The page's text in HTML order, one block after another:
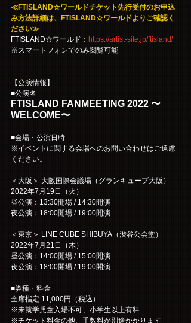
≪FTISLAND☆ワールドチケット先行受付のお申込
み方法詳細は、FTISLAND☆ワールドよりご確認く
ださい≫
FTISLAND☆ワールド： https://artist-site.jp/ftisland/
※スマートフォンでのみ閲覧可能
【公演情報】
■公演名
FTISLAND FANMEETING 2022 〜
WELCOME〜
■会場・公演日時
※イベントに関する会場へのお問い合わせはご遠慮
ください。
＜大阪＞ 大阪国際会議場（グランキューブ大阪）
2022年7月19日（火）
昼公演：13:30開場 / 14:30開演
夜公演：18:00開場 / 19:00開演
＜東京＞ LINE CUBE SHIBUYA（渋谷公会堂）
2022年7月21日（木）
昼公演：14:00開場 / 15:00開演
夜公演：18:00開場 / 19:00開演
■券種・料金
全席指定 11,000円（税込）
※未就学児童入場不可、小学生以上有料
※チケット料金の他、手数料が別途かかります